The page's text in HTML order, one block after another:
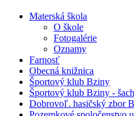
Materská škola
O škole
Fotogalérie
Oznamy
Farnosť
Obecná knižnica
Športový klub Bziny
Športový klub Bziny -
Dobrovoľ. hasičský zbor